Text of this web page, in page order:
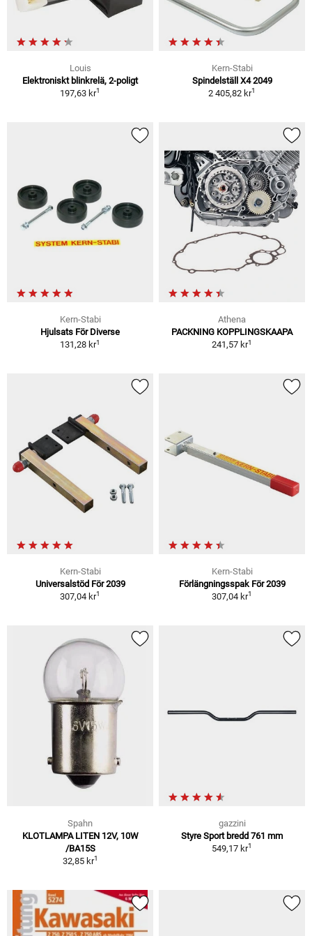
Louis
Elektroniskt blinkrelä, 2-poligt
197,63 kr1
Kern-Stabi
Spindelställ X4 2049
2 405,82 kr1
Kern-Stabi
Hjulsats För Diverse
131,28 kr1
Athena
PACKNING KOPPLINGSKAAPA
241,57 kr1
Kern-Stabi
Universalstöd För 2039
307,04 kr1
Kern-Stabi
Förlängningsspak För 2039
307,04 kr1
Spahn
KLOTLAMPA LITEN 12V, 10W
/BA15S
32,85 kr1
gazzini
Styre Sport bredd 761 mm
549,17 kr1